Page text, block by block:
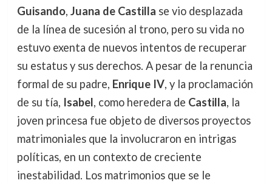
Guisando, Juana de Castilla se vio desplazada
de la línea de sucesión al trono, pero su vida no
estuvo exenta de nuevos intentos de recuperar
su estatus y sus derechos. A pesar de la renuncia
formal de su padre, Enrique IV, y la proclamación
de su tía, Isabel, como heredera de Castilla, la
joven princesa fue objeto de diversos proyectos
matrimoniales que la involucraron en intrigas
políticas, en un contexto de creciente
inestabilidad. Los matrimonios que se le